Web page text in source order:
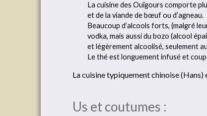
La cuisine des Ouïgours comporte
et de la viande de bœuf ou d’agneau.
Beaucoup d’alcools forts, (malgré
vodka, mais aussi du bozo (alcool
et légèrement alcoolisé, seulement
Le thé est longuement infusé et
La cuisine typiquement chinoise
Us et coutumes :